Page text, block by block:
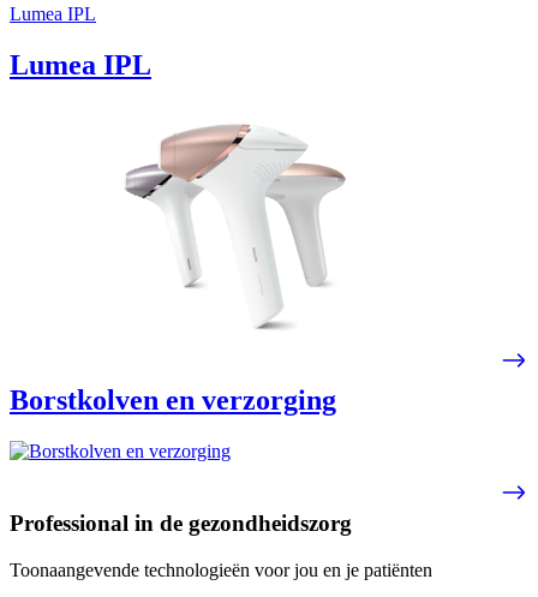
Lumea IPL
Lumea IPL
Borstkolven en verzorging
Professional in de gezondheidszorg
Toonaangevende technologieën voor jou en je patiënten